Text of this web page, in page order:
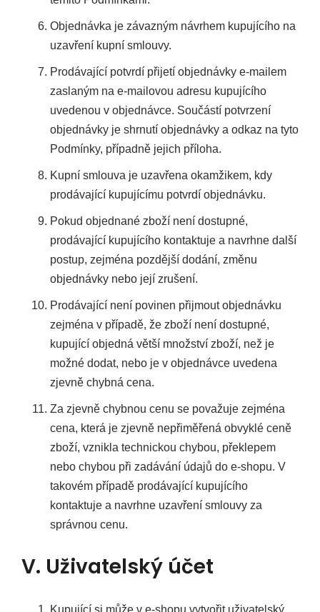
Objednávka je závazným návrhem kupujícího na
uzavření kupní smlouvy.
Prodávající potvrdí přijetí objednávky e-mailem
zaslaným na e-mailovou adresu kupujícího
uvedenou v objednávce. Součástí potvrzení
objednávky je shrnutí objednávky a odkaz na tyto
Podmínky, případně jejich příloha.
Kupní smlouva je uzavřena okamžikem, kdy
prodávající kupujícímu potvrdí objednávku.
Pokud objednané zboží není dostupné,
prodávající kupujícího kontaktuje a navrhne další
postup, zejména pozdější dodání, změnu
objednávky nebo její zrušení.
Prodávající není povinen přijmout objednávku
zejména v případě, že zboží není dostupné,
kupující objedná větší množství zboží, než je
možné dodat, nebo je v objednávce uvedena
zjevně chybná cena.
Za zjevně chybnou cenu se považuje zejména
cena, která je zjevně nepřiměřená obvyklé ceně
zboží, vznikla technickou chybou, překlepem
nebo chybou při zadávání údajů do e-shopu. V
takovém případě prodávající kupujícího
kontaktuje a navrhne uzavření smlouvy za
správnou cenu.
V. Uživatelský účet
Kupující si může v e-shopu vytvořit uživatelský